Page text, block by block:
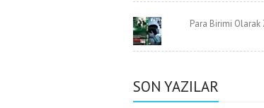
Para Birimi
SON YAZILAR